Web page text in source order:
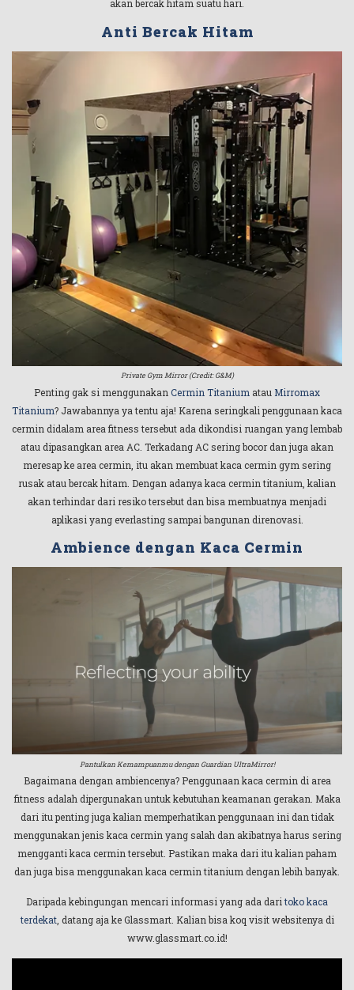
akan bercak hitam suatu hari.
Anti Bercak Hitam
Private Gym Mirror (Credit: G&M)
Penting gak si menggunakan Cermin Titanium atau Mirromax
Titanium? Jawabannya ya tentu aja! Karena seringkali penggunaan kaca
cermin didalam area fitness tersebut ada dikondisi ruangan yang lembab
atau dipasangkan area AC. Terkadang AC sering bocor dan juga akan
meresap ke area cermin, itu akan membuat kaca cermin gym sering
rusak atau bercak hitam. Dengan adanya kaca cermin titanium, kalian
akan terhindar dari resiko tersebut dan bisa membuatnya menjadi
aplikasi yang everlasting sampai bangunan direnovasi.
Ambience dengan Kaca Cermin
Pantulkan Kemampuanmu dengan Guardian UltraMirror!
Bagaimana dengan ambiencenya? Penggunaan kaca cermin di area
fitness adalah dipergunakan untuk kebutuhan keamanan gerakan. Maka
dari itu penting juga kalian memperhatikan penggunaan ini dan tidak
menggunakan jenis kaca cermin yang salah dan akibatnya harus sering
mengganti kaca cermin tersebut. Pastikan maka dari itu kalian paham
dan juga bisa menggunakan kaca cermin titanium dengan lebih banyak.
Daripada kebingungan mencari informasi yang ada daritoko kaca
terdekat, datang aja ke Glassmart. Kalian bisa koq visit websitenya di
www.glassmart.co.id!